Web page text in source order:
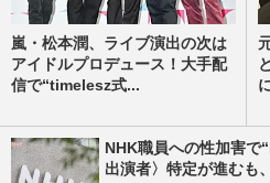
嵐・松本潤、ライブ演出の次は
アイドルプロデュース！大手配
信で“timelesz式...
NHK職員への性加害で
出演者〉特定が進むも